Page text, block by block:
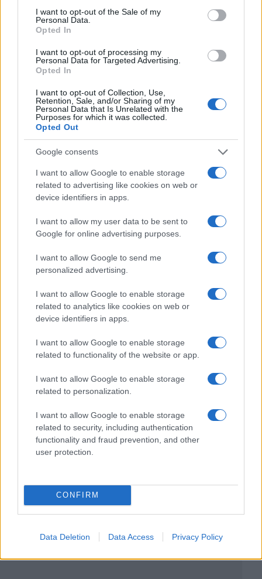
consent section.
I want to opt-out of the Sale of my
Personal Data.
Opted In
I want to opt-out of processing my
Personal Data for Targeted Advertising.
Opted In
I want to opt-out of Collection, Use,
Retention, Sale, and/or Sharing of my
Personal Data that Is Unrelated with the
Purposes for which it was collected.
Opted Out
Google consents
I want to allow Google to enable storage
related to advertising like cookies on web or
device identifiers in apps.
I want to allow my user data to be sent to
Google for online advertising purposes.
I want to allow Google to send me
personalized advertising.
I want to allow Google to enable storage
related to analytics like cookies on web or
device identifiers in apps.
I want to allow Google to enable storage
related to functionality of the website or app.
I want to allow Google to enable storage
related to personalization.
I want to allow Google to enable storage
related to security, including authentication
functionality and fraud prevention, and other
user protection.
CONFIRM
Data Deletion Data Access Privacy Policy